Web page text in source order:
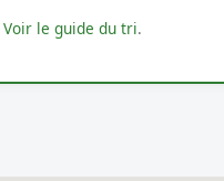
Voir le guide du tri.